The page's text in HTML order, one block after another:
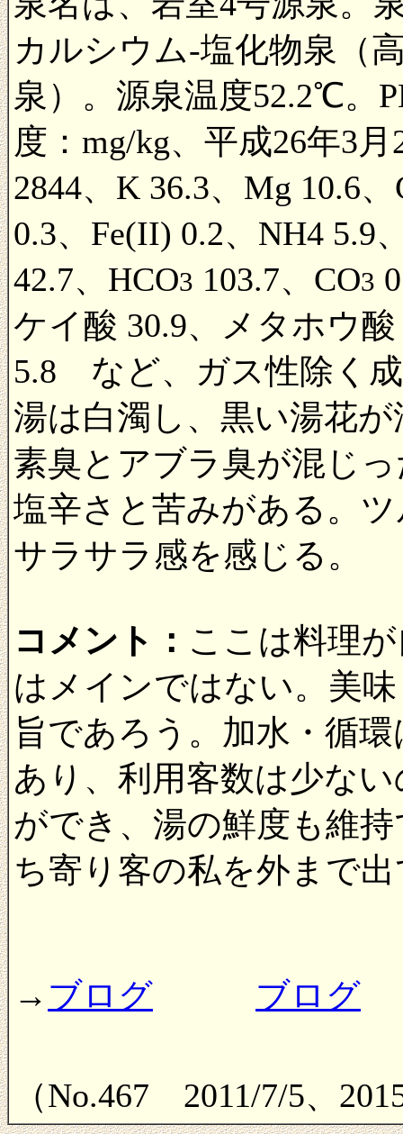
カルシウム-塩化物泉（
泉）。源泉温度52.2℃。
度：mg/kg、平成26年3
2844、K 36.3、Mg 10.6
0.3、Fe(II) 0.2、NH4 5.9
42.7、HCO3 103.7、CO3
ケイ酸 30.9、メタホウ酸
5.8 など、ガス性除く成
湯は白濁し、黒い湯花
素臭とアブラ臭が混じ
塩辛さと苦みがある。
サラサラ感を感じる。
コメント： ここは料理
はメインではない。美
旨であろう。加水・循
あり、利用客数は少な
ができ、湯の鮮度も維
ち寄り客の私を外まで
→ ブログ ブログ
（No.467 2011/7/5、